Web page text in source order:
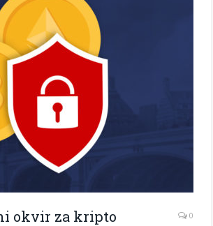
okvir za kripto 0